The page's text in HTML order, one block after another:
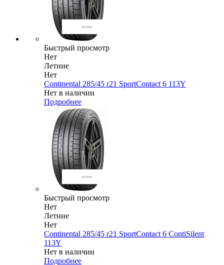
Быстрый просмотр
Нет
Летние
Нет
Continental 285/45 r21 SportContact 6 113Y
Нет в наличии
Подробнее
Быстрый просмотр
Нет
Летние
Нет
Continental 285/45 r21 SportContact 6 ContiSilent
113Y
Нет в наличии
Подробнее